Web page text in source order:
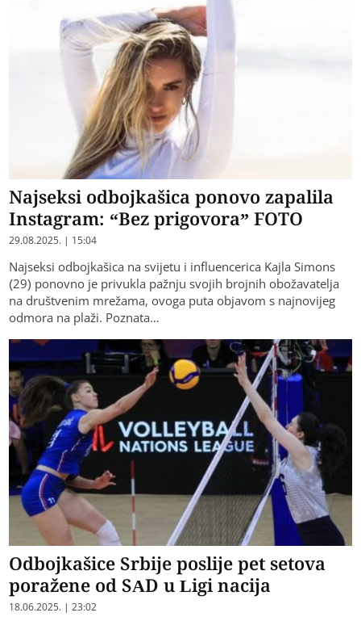
Najseksi odbojkašica ponovo zapalila
Instagram: “Bez prigovora” FOTO
29.08.2025. | 15:04
Najseksi odbojkašica na svijetu i influencerica Kajla Simons
(29) ponovno je privukla pažnju svojih brojnih obožavatelja
na društvenim mrežama, ovoga puta objavom s najnovijeg
odmora na plaži. Poznata…
Odbojkašice Srbije poslije pet setova
poražene od SAD u Ligi nacija
18.06.2025. | 23:02